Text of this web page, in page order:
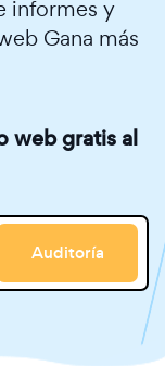
informes y
Gana más
web gratis al
Auditoría